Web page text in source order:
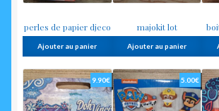
perles de papier djeco
Ajouter au panier
majokit lot
Ajouter au panier
9.90€ 5.00€